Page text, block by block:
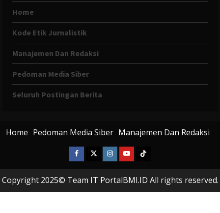
Home
Kode Etik Jurnalistik
Manajemen Dan Redaksi
Pedoman Media Siber
Seluruh Postingan Berita
Home Pedoman Media Siber Manajemen Dan Redaksi
Facebook
X
Instagram
YoutubeTiktok
Copyright 2025© Team IT PortalBMI.ID All rights reserved.